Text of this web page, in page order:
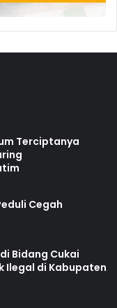
Terciptanya
Cegah
Bidang Cukai
Ilegal di Kabupaten